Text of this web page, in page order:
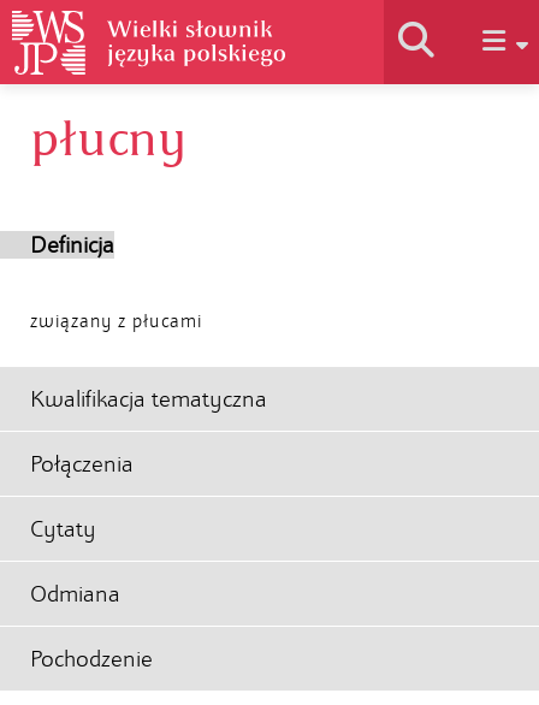
płucny
Definicja
związany z płucami
Kwalifikacja tematyczna
Połączenia
Cytaty
Odmiana
Pochodzenie